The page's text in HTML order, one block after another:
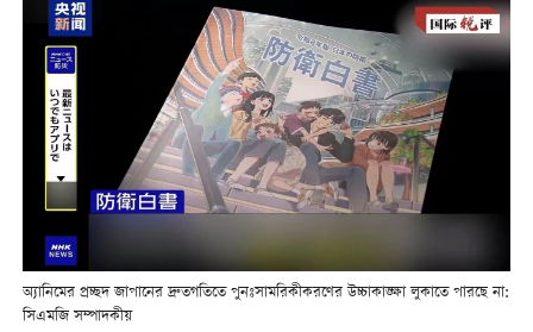
অ্যানিমের প্রচ্ছদ জাপানের দ্রুতগতিতে পুনঃসামরিকীকরণের উচ্চাকাঙ্ক্ষা লুকাতে পারছে না:
সিএমজি সম্পাদকীয়